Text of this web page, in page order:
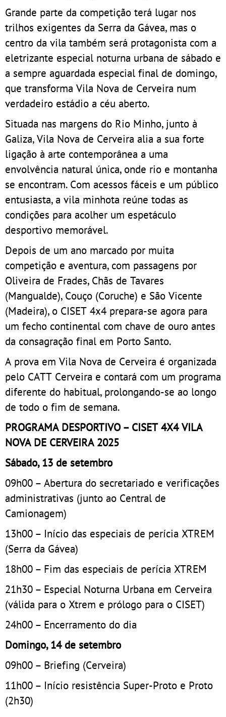
Grande parte da competição terá lugar nos
trilhos exigentes da Serra da Gávea, mas o
centro da vila também será protagonista com a
eletrizante especial noturna urbana de sábado e
a sempre aguardada especial final de domingo,
que transforma Vila Nova de Cerveira num
verdadeiro estádio a céu aberto.
Situada nas margens do Rio Minho, junto à
Galiza, Vila Nova de Cerveira alia a sua forte
ligação à arte contemporânea a uma
envolvência natural única, onde rio e montanha
se encontram. Com acessos fáceis e um público
entusiasta, a vila minhota reúne todas as
condições para acolher um espetáculo
desportivo memorável.
Depois de um ano marcado por muita
competição e aventura, com passagens por
Oliveira de Frades, Chãs de Tavares
(Mangualde), Couço (Coruche) e São Vicente
(Madeira), o CISET 4x4 prepara-se agora para
um fecho continental com chave de ouro antes
da consagração final em Porto Santo.
A prova em Vila Nova de Cerveira é organizada
pelo CATT Cerveira e contará com um programa
diferente do habitual, prolongando-se ao longo
de todo o fim de semana.
PROGRAMA DESPORTIVO – CISET 4X4 VILA
NOVA DE CERVEIRA 2025
Sábado, 13 de setembro
09h00 – Abertura do secretariado e verificações
administrativas (junto ao Central de
Camionagem)
13h00 – Início das especiais de perícia XTREM
(Serra da Gávea)
18h00 – Fim das especiais de perícia XTREM
21h30 – Especial Noturna Urbana em Cerveira
(válida para o Xtrem e prólogo para o CISET)
24h00 – Encerramento do dia
Domingo, 14 de setembro
09h00 – Briefing (Cerveira)
11h00 – Início resistência Super-Proto e Proto
(2h30)